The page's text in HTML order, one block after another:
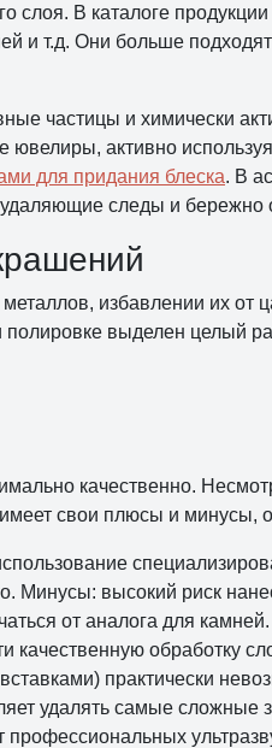
слоя. В каталоге
и т.д. Они больше
частицы и химически
активно
для придания блеска. В
следы и бережно
избавлении их от
выделен целый
качественно.
свои плюсы и минусы,
Минусы: высокий риск
от аналога для
обработку
практически
удалять самые сложные